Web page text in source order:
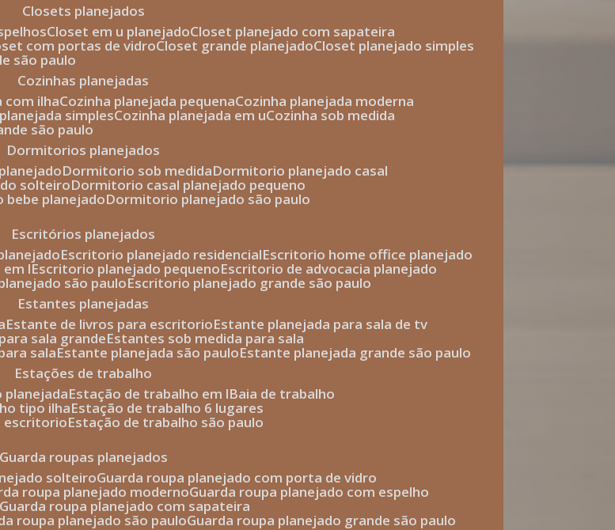
closets planejados
closet em u planejado closet planejado com sapateira
com portas de vidro closet grande planejado closet planejado simples
são paulo
cozinhas planejadas
com ilha cozinha planejada pequena cozinha planejada moderna
planejada simples cozinha planejada em u cozinha sob medida
são paulo
dormitorios planejados
dormitorio sob medida dormitorio planejado casal
solteiro dormitorio casal planejado pequeno
bebe planejado dormitorio planejado são paulo
escritórios planejados
escritorio planejado residencial escritorio home office planejado
em l escritorio planejado pequeno escritorio de advocacia planejado
são paulo escritorio planejado grande são paulo
estantes planejadas
estante de livros para escritorio estante planejada para sala de tv
sala grande estantes sob medida para sala
sala estante planejada são paulo estante planejada grande são paulo
estações de trabalho
planejada estação de trabalho em l baia de trabalho
tipo ilha estação de trabalho 6 lugares
escritorio estação de trabalho são paulo
guarda roupas planejados
solteiro guarda roupa planejado com porta de vidro
roupa planejado moderno guarda roupa planejado com espelho
guarda roupa planejado com sapateira
roupa planejado são paulo
guarda roupa planejado grande são paulo